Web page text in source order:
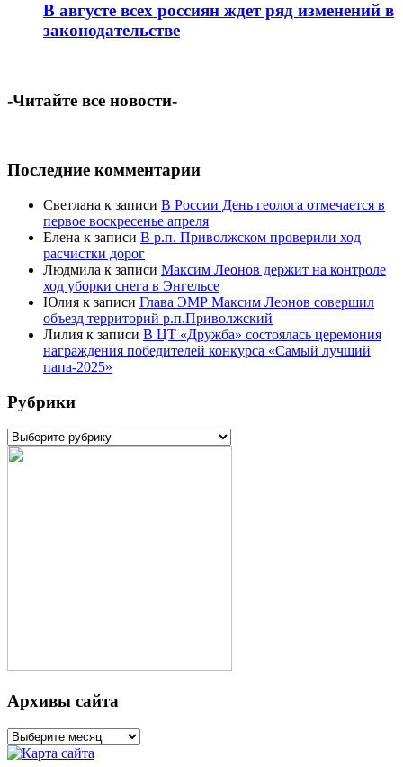
В августе всех россиян ждет ряд изменений в
законодательстве
-Читайте все новости-
Последние комментарии
Светлана к записи В России День геолога отмечается в
первое воскресенье апреля
Елена к записи В р.п. Приволжском проверили ход
расчистки дорог
Людмила к записи Максим Леонов держит на контроле
ход уборки снега в Энгельсе
Юлия к записи Глава ЭМР Максим Леонов совершил
объезд территорий р.п.Приволжский
Лилия к записи В ЦТ «Дружба» состоялась церемония
награждения победителей конкурса «Самый лучший
папа-2025»
Рубрики
Рубрики
Архивы сайта
Архивы
сайта